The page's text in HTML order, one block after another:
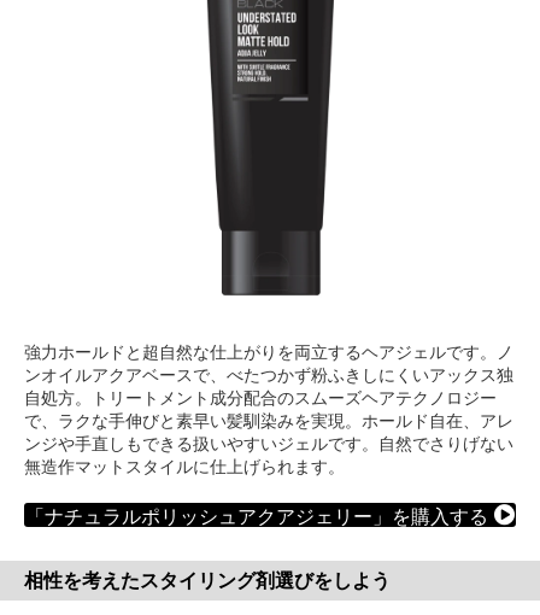
強力ホールドと超自然な仕上がりを両立するヘアジェルです。ノ
ンオイルアクアベースで、べたつかず粉ふきしにくいアックス独
自処方。トリートメント成分配合のスムーズヘアテクノロジー
で、ラクな手伸びと素早い髪馴染みを実現。ホールド自在、アレ
ンジや手直しもできる扱いやすいジェルです。自然でさりげない
無造作マットスタイルに仕上げられます。
「ナチュラルポリッシュアクアジェリー」を購入する
相性を考えたスタイリング剤選びをしよう